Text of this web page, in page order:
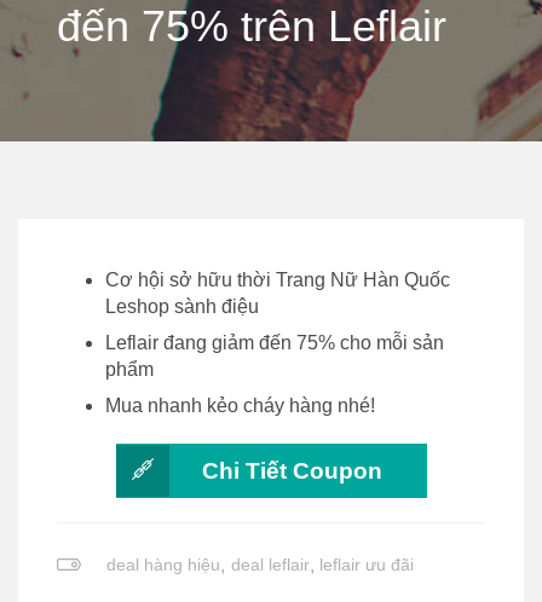
đến 75% trên Leflair
Cơ hội sở hữu thời Trang Nữ Hàn Quốc
Leshop sành điệu
Leflair đang giảm đến 75% cho mỗi sản
phẩm
Mua nhanh kẻo cháy hàng nhé!
Chi Tiết Coupon
deal hàng hiệu, deal leflair, leflair ưu đãi